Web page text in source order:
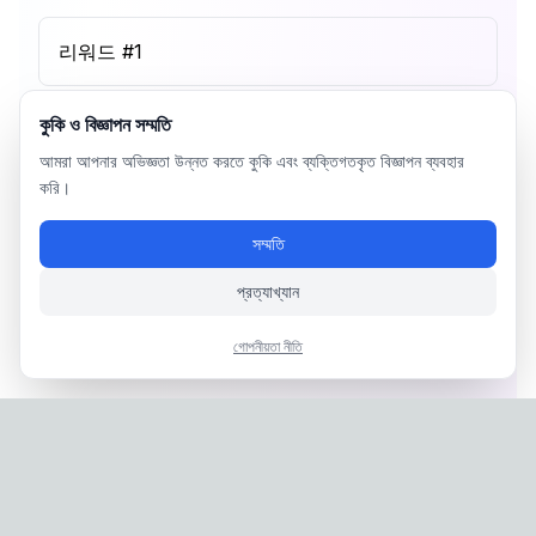
리워드 #1
কুকি ও বিজ্ঞাপন সম্মতি
আমরা আপনার অভিজ্ঞতা উন্নত করতে কুকি এবং ব্যক্তিগতকৃত বিজ্ঞাপন ব্যবহার
করি।
সম্মতি
প্রত্যাখ্যান
গোপনীয়তা নীতি